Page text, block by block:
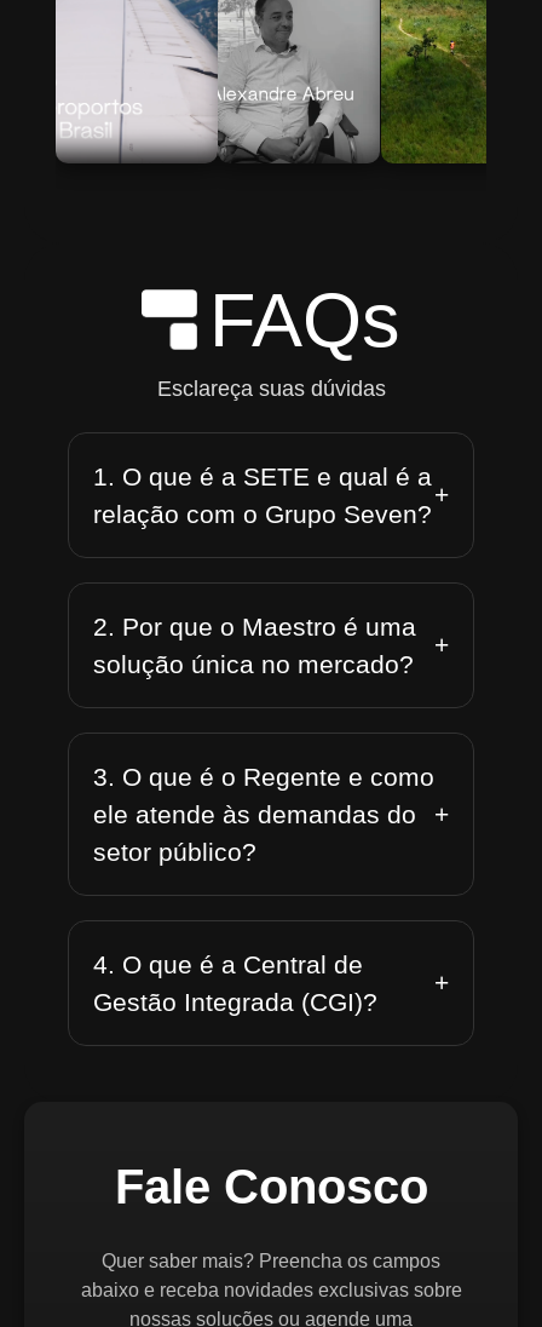
FAQs
Esclareça suas dúvidas
1. O que é a SETE e qual é a
relação com o Grupo Seven?
+
2. Por que o Maestro é uma
solução única no mercado?
+
3. O que é o Regente e como
ele atende às demandas do
setor público?
+
4. O que é a Central de
Gestão Integrada (CGI)?
+
Fale Conosco
Quer saber mais? Preencha os campos
abaixo e receba novidades exclusivas sobre
nossas soluções ou agende uma